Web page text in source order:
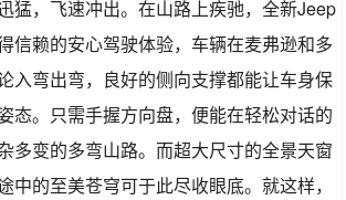
猛，飞速冲出。在山路上疾驰，全新Jeep
信赖的安心驾驶体验，车辆在麦弗逊和多
入弯出弯，良好的侧向支撑都能让车身保
态。只需手握方向盘，便能在轻松对话的
多变的多弯山路。而超大尺寸的全景天窗
中的至美苍穹可于此尽收眼底。就这样，